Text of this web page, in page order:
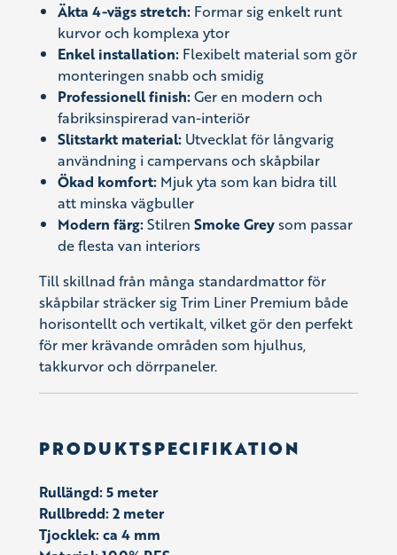
Äkta 4-vägs stretch:Formar sig enkelt runt
kurvor och komplexa ytor
Enkel installation:Flexibelt material som gör
monteringen snabb och smidig
Professionell finish:Ger en modern och
fabriksinspirerad van-interiör
Slitstarkt material:Utvecklat för långvarig
användning i campervans och skåpbilar
Ökad komfort:Mjuk yta som kan bidra till
att minska vägbuller
Modern färg:Stilren Smoke Greysom passar
de flesta van interiors
Till skillnad från många standardmattor för
skåpbilar sträcker sig Trim Liner Premium både
horisontellt och vertikalt, vilket gör den perfekt
för mer krävande områden som hjulhus,
takkurvor och dörrpaneler.
PRODUKTSPECIFIKATION
Rullängd: 5 meter
Rullbredd: 2 meter
Tjocklek: ca 4 mm